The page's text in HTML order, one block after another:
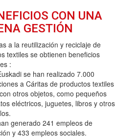
CON UNA
GESTIÓN
a la reutilización y reciclaje de
textiles se obtienen beneficios
:
se han realizado 7.000
a Cáritas de productos textiles
otros objetos, como pequeños
eléctricos, juguetes, libros y otros
generado 241 empleos de
y 433 empleos sociales.